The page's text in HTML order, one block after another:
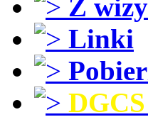
Z
Linki